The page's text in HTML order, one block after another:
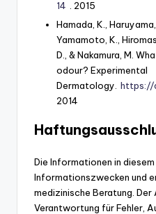
14
. 2015
Hamada, K., Haruyama,
Yamamoto, K.,
D., & Nakamura, M.
odour? Experimental
Dermatology. https://
2014
Die Informationen in
Informationszwecken und
medizinische Beratung.
Verantwortung für Fehler,